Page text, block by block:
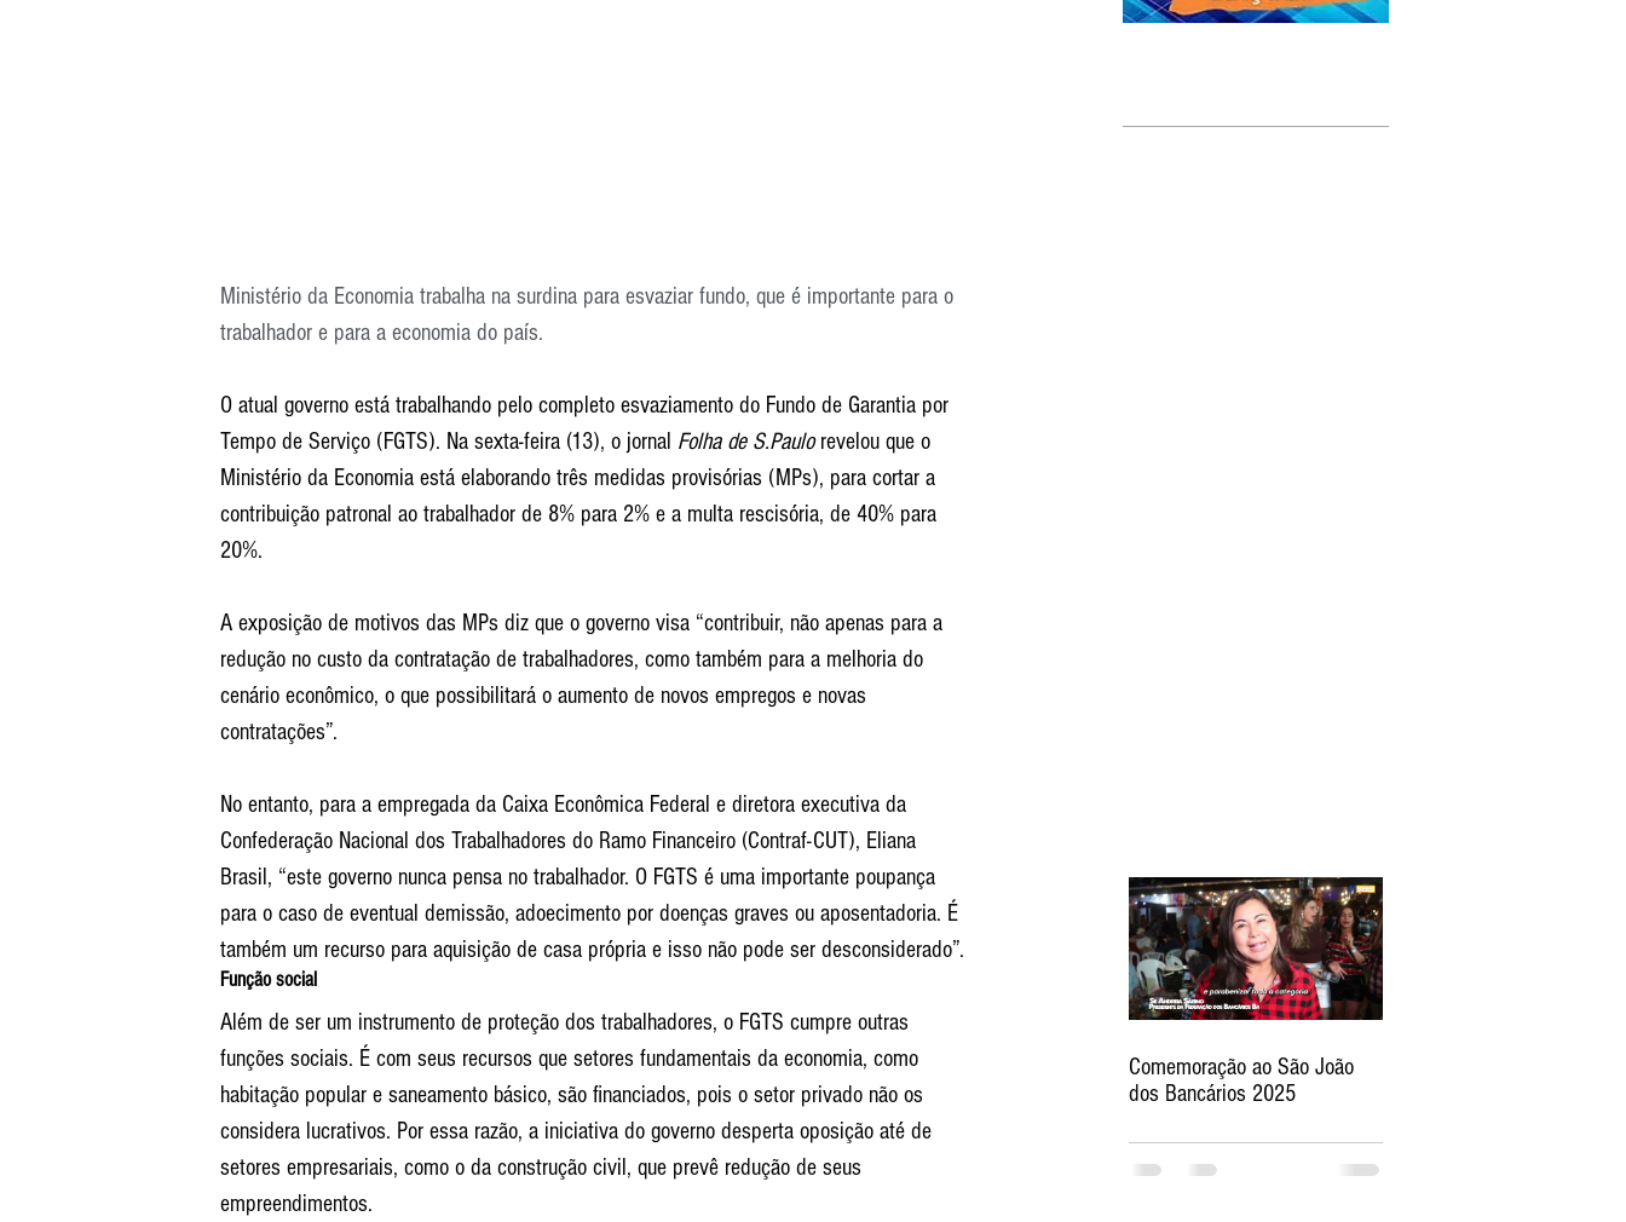
Ministério da Economia trabalha na surdina para esvaziar fundo, que é importante para o
trabalhador e para a economia do país.
O atual governo está trabalhando pelo completo esvaziamento do Fundo de Garantia por
Tempo de Serviço (FGTS). Na sexta-feira (13), o jornal Folha de S.Paulo revelou que o
Ministério da Economia está elaborando três medidas provisórias (MPs), para cortar a
contribuição patronal ao trabalhador de 8% para 2% e a multa rescisória, de 40% para
20%.
A exposição de motivos das MPs diz que o governo visa “contribuir, não apenas para a
redução no custo da contratação de trabalhadores, como também para a melhoria do
cenário econômico, o que possibilitará o aumento de novos empregos e novas
contratações”.
No entanto, para a empregada da Caixa Econômica Federal e diretora executiva da
Confederação Nacional dos Trabalhadores do Ramo Financeiro (Contraf-CUT), Eliana
Brasil, “este governo nunca pensa no trabalhador. O FGTS é uma importante poupança
para o caso de eventual demissão, adoecimento por doenças graves ou aposentadoria. É
também um recurso para aquisição de casa própria e isso não pode ser desconsiderado”.
Função social
Além de ser um instrumento de proteção dos trabalhadores, o FGTS cumpre outras
funções sociais. É com seus recursos que setores fundamentais da economia, como
habitação popular e saneamento básico, são financiados, pois o setor privado não os
considera lucrativos. Por essa razão, a iniciativa do governo desperta oposição até de
setores empresariais, como o da construção civil, que prevê redução de seus
empreendimentos.
Comemoração ao São João
dos Bancários 2025